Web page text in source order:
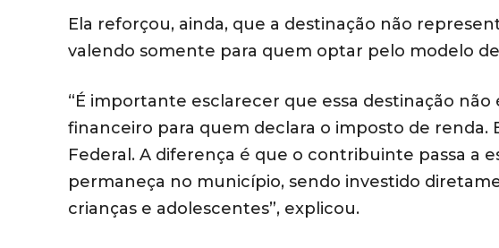
Ela reforçou, ainda, que a destinação não
valendo somente para quem optar pelo modelo
“É importante esclarecer que essa destinação
financeiro para quem declara o imposto de renda.
Federal. A diferença é que o contribuinte passa a
permaneça no município, sendo investido
crianças e adolescentes”, explicou.